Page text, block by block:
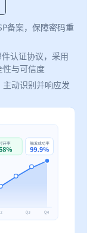
备案，保障密码重
认证协议，采用
性与可信度
动识别并响应发